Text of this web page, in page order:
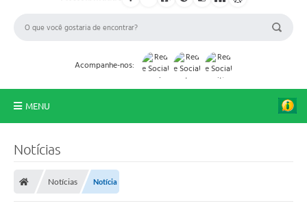
Acompanhe-nos:
MENU
Notícias
Notícias Notícia